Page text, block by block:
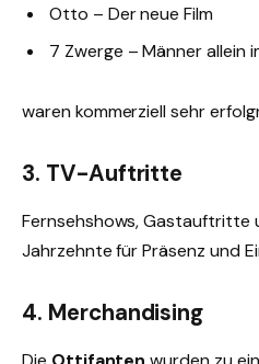
Otto – Der neue Film
7 Zwerge – Männer allein
waren kommerziell sehr
3. TV-Auftritte
Fernsehshows, Gastauftritte
Jahrzehnte für Präsenz und
4. Merchandising